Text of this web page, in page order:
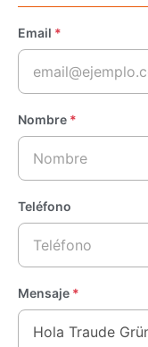
Email *
Nombre *
Teléfono
Mensaje *